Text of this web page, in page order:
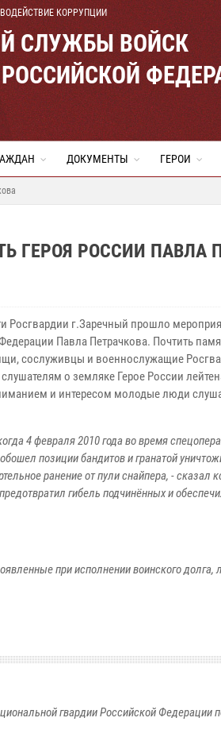
КОРРУПЦИИ
СЛУЖБЫ ВОЙСК
ДОКУМЕНТЫ ГЕРОИ
ГЕРОЯ РОССИИ ПАВЛА
Росгвардии г.Заречный прошло
Павла Петрачкова. Почтить
сослуживцы и военнослужащие
о земляке Герое России
и интересом молодые люди
4 февраля 2010 года во время
позиции бандитов и гранатой
ранение от пули снайпера, - сказал
гибель подчинённых и
при исполнении воинского долга,
гвардии Российской Федерации